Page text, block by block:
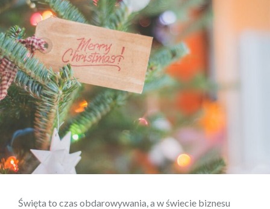
Święta to czas obdarowywania, a w świecie biznesu